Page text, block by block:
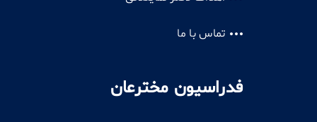
تماس با ما
فدراسیون مخترعان